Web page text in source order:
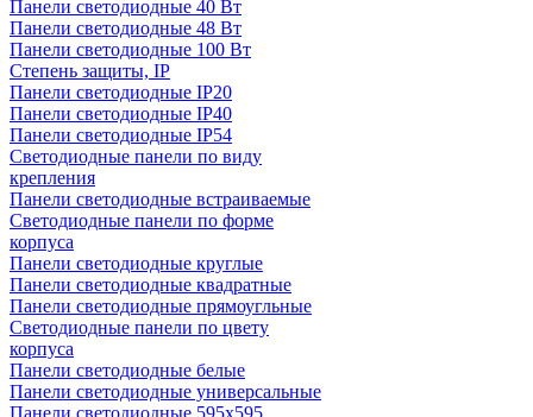
Панели светодиодные 40 Вт
Панели светодиодные 48 Вт
Панели светодиодные 100 Вт
Степень защиты, IP
Панели светодиодные IP20
Панели светодиодные IP40
Панели светодиодные IP54
Светодиодные панели по виду
крепления
Панели светодиодные встраиваемые
Светодиодные панели по форме
корпуса
Панели светодиодные круглые
Панели светодиодные квадратные
Панели светодиодные прямоугльные
Светодиодные панели по цвету
корпуса
Панели светодиодные белые
Панели светодиодные универсальные
Панели светодиодные 595х595